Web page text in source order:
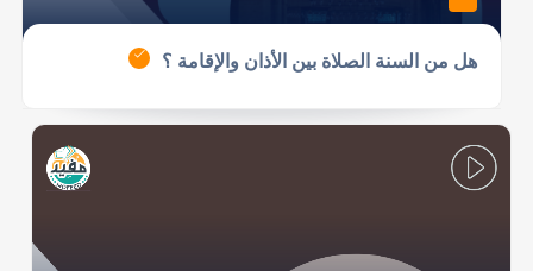
هل من السنة الصلاة بين الأذان والإقامة ؟